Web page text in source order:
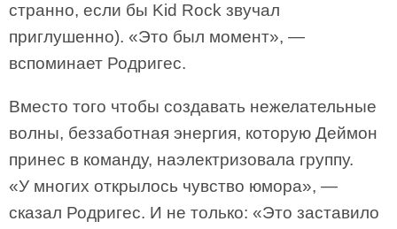
странно, если бы Kid Rock звучал
приглушенно). «Это был момент», —
вспоминает Родригес.
Вместо того чтобы создавать нежелательные
волны, беззаботная энергия, которую Деймон
принес в команду, наэлектризовала группу.
«У многих открылось чувство юмора», —
сказал Родригес. И не только: «Это заставило